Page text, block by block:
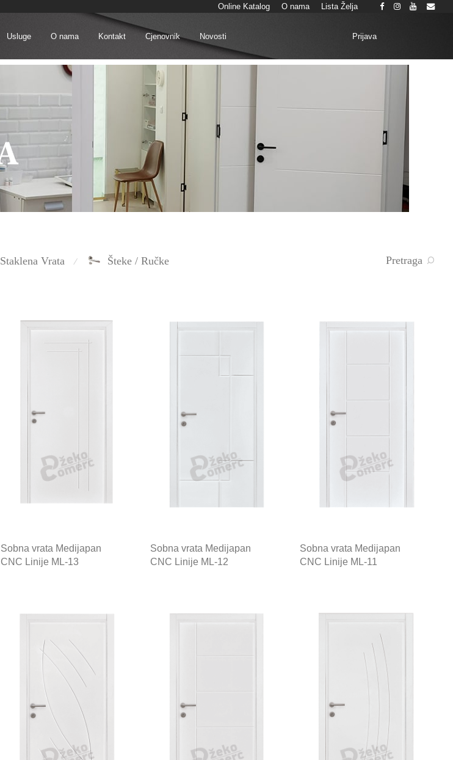
Online Katalog O nama Lista Želja
Usluge O nama Kontakt Cjenovnik Novosti Prijava
Pretraga
Staklena Vrata ⁄ Šteke / Ručke
Sobna vrata Medijapan
CNC Linije ML-13
Sobna vrata Medijapan
CNC Linije ML-12
Sobna vrata Medijapan
CNC Linije ML-11